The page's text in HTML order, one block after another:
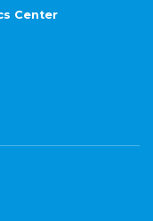
Center